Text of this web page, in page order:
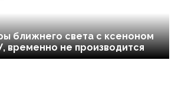
ближнего света с ксеноном
временно не производится